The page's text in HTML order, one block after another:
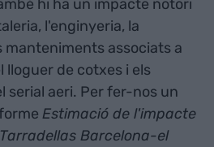
hi ha un impacte notori
l'enginyeria, la
associats a
lloguer de cotxes i els
serial aeri. Per fer-nos un
Estimació de l'impacte
Barcelona-el